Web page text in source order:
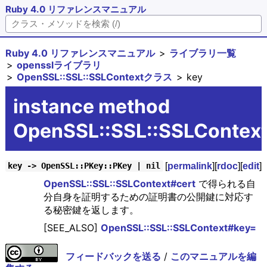
Ruby 4.0 リファレンスマニュアル
Ruby 4.0 リファレンスマニュアル
ライブラリ一覧
opensslライブラリ
OpenSSL::SSL::SSLContextクラス
key
instance method
key -> OpenSSL::PKey::PKey | nil [permalink][rdoc][edit]
OpenSSL::SSL::SSLContext#certで得られる自
分自身を証明するための証明書の公開鍵に対応す
る秘密鍵を返します。
[SEE_ALSO] OpenSSL::SSL::SSLContext#key=
フィードバックを送る / このマニュアルを編